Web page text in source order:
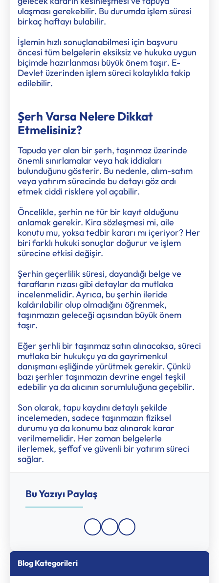
ulaşması gerekebilir. Bu durumda işlem süresi
birkaç haftayı bulabilir.
İşlemin hızlı sonuçlanabilmesi için başvuru
öncesi tüm belgelerin eksiksiz ve hukuka uygun
biçimde hazırlanması büyük önem taşır. E-
Devlet üzerinden işlem süreci kolaylıkla takip
edilebilir.
Şerh Varsa Nelere Dikkat
Etmelisiniz?
Tapuda yer alan bir şerh, taşınmaz üzerinde
önemli sınırlamalar veya hak iddiaları
bulunduğunu gösterir. Bu nedenle, alım-satım
veya yatırım sürecinde bu detayı göz ardı
etmek ciddi risklere yol açabilir.
Öncelikle, şerhin ne tür bir kayıt olduğunu
anlamak gerekir. Kira sözleşmesi mi, aile
konutu mu, yoksa tedbir kararı mı içeriyor? Her
biri farklı hukuki sonuçlar doğurur ve işlem
sürecine etkisi değişir.
Şerhin geçerlilik süresi, dayandığı belge ve
tarafların rızası gibi detaylar da mutlaka
incelenmelidir. Ayrıca, bu şerhin ileride
kaldırılabilir olup olmadığını öğrenmek,
taşınmazın geleceği açısından büyük önem
taşır.
Eğer şerhli bir taşınmaz satın alınacaksa, süreci
mutlaka bir hukukçu ya da gayrimenkul
danışmanı eşliğinde yürütmek gerekir. Çünkü
bazı şerhler taşınmazın devrine engel teşkil
edebilir ya da alıcının sorumluluğuna geçebilir.
Son olarak, tapu kaydını detaylı şekilde
incelemeden, sadece taşınmazın fiziksel
durumu ya da konumu baz alınarak karar
verilmemelidir. Her zaman belgelerle
ilerlemek, şeffaf ve güvenli bir yatırım süreci
sağlar.
Bu Yazıyı Paylaş
Blog Kategorileri